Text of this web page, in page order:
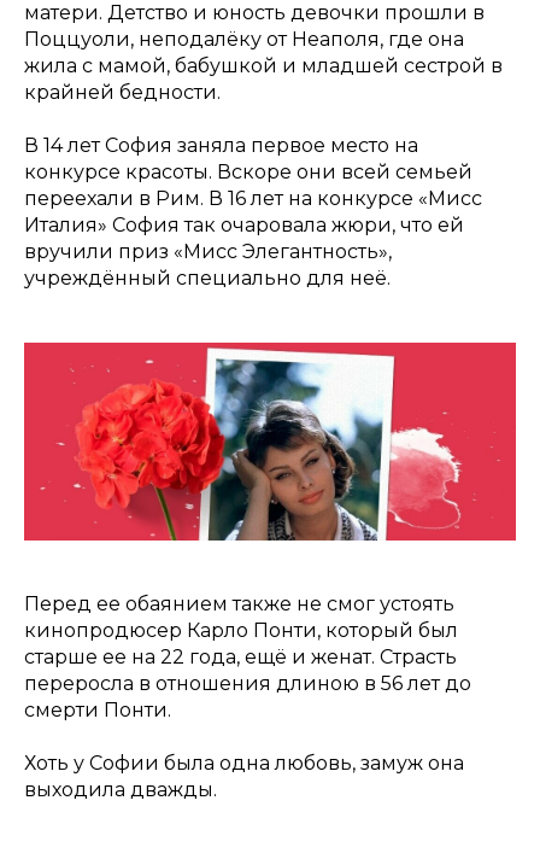
матери. Детство и юность девочки прошли в
Поццуоли, неподалёку от Неаполя, где она
жила с мамой, бабушкой и младшей сестрой в
крайней бедности.
В 14 лет София заняла первое место на
конкурсе красоты. Вскоре они всей семьей
переехали в Рим. В 16 лет на конкурсе «Мисс
Италия» София так очаровала жюри, что ей
вручили приз «Мисс Элегантность»,
учреждённый специально для неё.
Перед ее обаянием также не смог устоять
кинопродюсер Карло Понти, который был
старше ее на 22 года, ещё и женат. Страсть
переросла в отношения длиною в 56 лет до
смерти Понти.
Хоть у Софии была одна любовь, замуж она
выходила дважды.